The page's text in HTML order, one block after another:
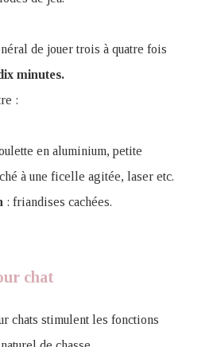
de jouer trois à quatre fois
minutes.
:
en aluminium, petite
à une ficelle agitée, laser etc.
: friandises cachées.
chat
chats stimulent les fonctions